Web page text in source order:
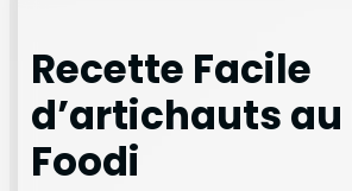
Recette Facile
d’artichauts
Foodi